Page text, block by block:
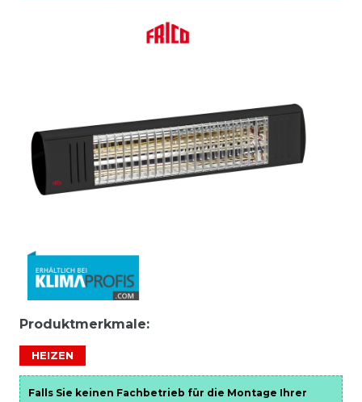
Produktmerkmale:
HEIZEN
Falls Sie keinen Fachbetrieb für die Montage Ihrer